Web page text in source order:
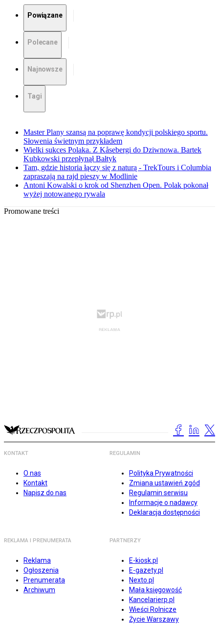
Powiązane
Polecane
Najnowsze
Tagi
Master Plany szansą na poprawę kondycji polskiego sportu.
Słowenia świetnym przykładem
Wielki sukces Polaka. Z Kåsebergi do Dziwnowa. Bartek
Kubkowski przepłynął Bałtyk
Tam, gdzie historia łączy się z naturą - TrekTours i Columbia
zapraszają na rajd pieszy w Modlinie
Antoni Kowalski o krok od Shenzhen Open. Polak pokonał
wyżej notowanego rywala
Promowane treści
KONTAKT
O nas
Kontakt
Napisz do nas
REGULAMIN
Polityka Prywatności
Zmiana ustawień zgód
Regulamin serwisu
Informacje o nadawcy
Deklaracja dostępności
REKLAMA I PRENUMERATA
Reklama
Ogłoszenia
Prenumerata
Archiwum
PARTNERZY
E-kiosk.pl
E-gazety.pl
Nexto.pl
Mała księgowość
Kancelarierp.pl
Wieści Rolnicze
Życie Warszawy